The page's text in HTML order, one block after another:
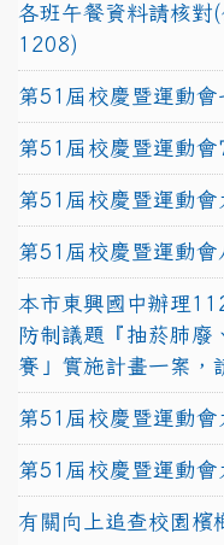
各班午餐資料請核對
1208)
第51屆校慶暨運動
第51屆校慶暨運動
第51屆校慶暨運動
第51屆校慶暨運動
本市東興國中辦理
防制議題『抽菸肺廢
賽」實施計畫一案，
第51屆校慶暨運動
第51屆校慶暨運動
有關向上追查校園檳